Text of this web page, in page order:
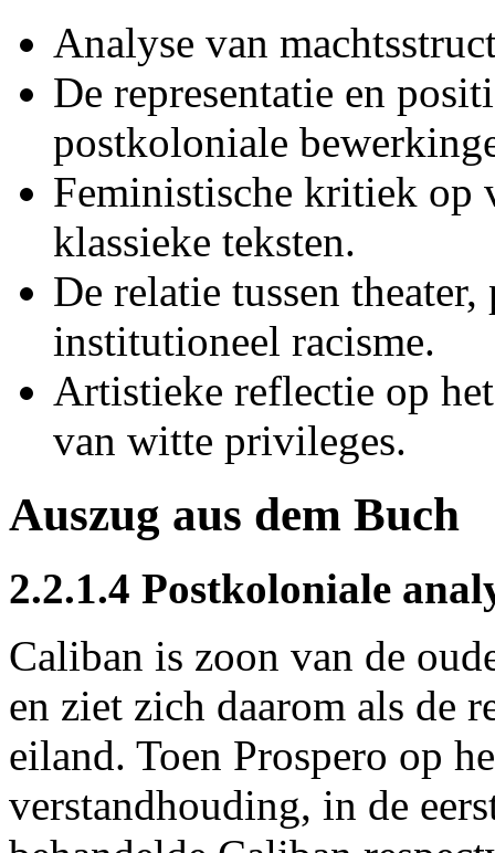
Analyse van
De representatie en
postkoloniale
Feministische kritiek op
klassieke teksten.
De relatie tussen
institutioneel racisme.
Artistieke reflectie op
van witte privileges.
Auszug aus dem Buch
2.2.1.4 Postkoloniale
Caliban is zoon van de
en ziet zich daarom als de
eiland. Toen Prospero op
verstandhouding, in de